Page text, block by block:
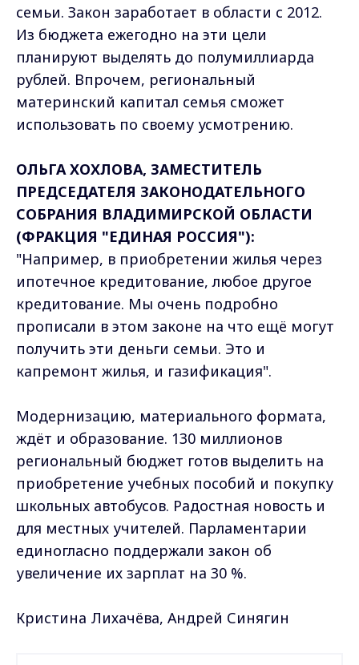
семьи. Закон заработает в области с 2012.
Из бюджета ежегодно на эти цели
планируют выделять до полумиллиарда
рублей. Впрочем, региональный
материнский капитал семья сможет
использовать по своему усмотрению.
ОЛЬГА ХОХЛОВА, ЗАМЕСТИТЕЛЬ
ПРЕДСЕДАТЕЛЯ ЗАКОНОДАТЕЛЬНОГО
СОБРАНИЯ ВЛАДИМИРСКОЙ ОБЛАСТИ
(ФРАКЦИЯ "ЕДИНАЯ РОССИЯ"):
"Например, в приобретении жилья через
ипотечное кредитование, любое другое
кредитование. Мы очень подробно
прописали в этом законе на что ещё могут
получить эти деньги семьи. Это и
капремонт жилья, и газификация".
Модернизацию, материального формата,
ждёт и образование. 130 миллионов
региональный бюджет готов выделить на
приобретение учебных пособий и покупку
школьных автобусов. Радостная новость и
для местных учителей. Парламентарии
единогласно поддержали закон об
увеличение их зарплат на 30 %.
Кристина Лихачёва, Андрей Синягин